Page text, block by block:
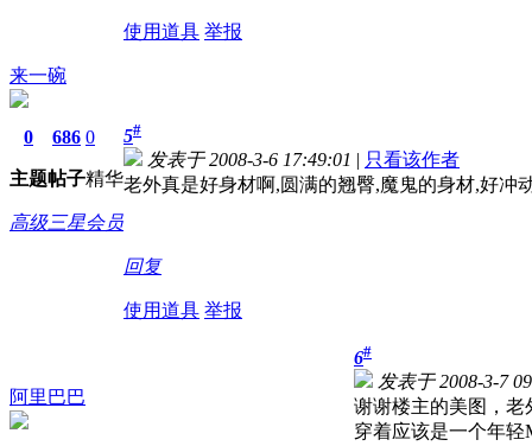
使用道具 举报
来一碗
0
主题
686
帖子
0
精华
高级三星会员
5#
发表于 2008-3-6 17:49:01 | 只看该作者
老外真是好身材啊,圆满的翘臀,魔鬼的身材,好冲
回复
使用道具 举报
阿里巴巴
6#
发表于 2008-3-7
谢谢楼主的美图，
穿着应该是一个年